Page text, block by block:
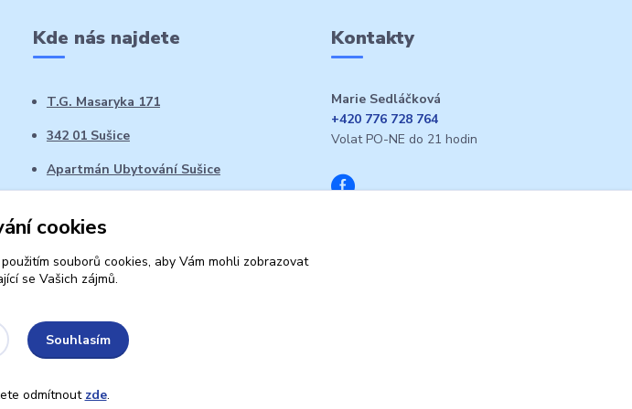
Kde nás najdete
T.G. Masaryka 171
342 01 Sušice
Apartmán Ubytování Sušice
Kontakty
Marie Sedláčková
+420 776 728 764
Volat PO-NE do 21 hodin
cookies
souborů cookies, aby Vám mohli zobrazovat
se Vašich zájmů.
Souhlasím
odmítnout zde.